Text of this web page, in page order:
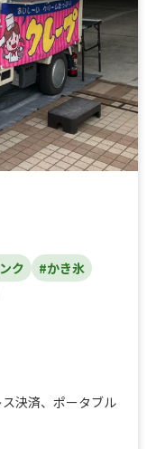
ク
#かき氷
決済、 ポータブル